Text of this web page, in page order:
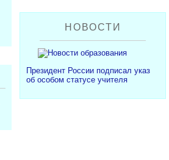
НОВОСТИ
Президент России подписал указ
об особом статусе учителя